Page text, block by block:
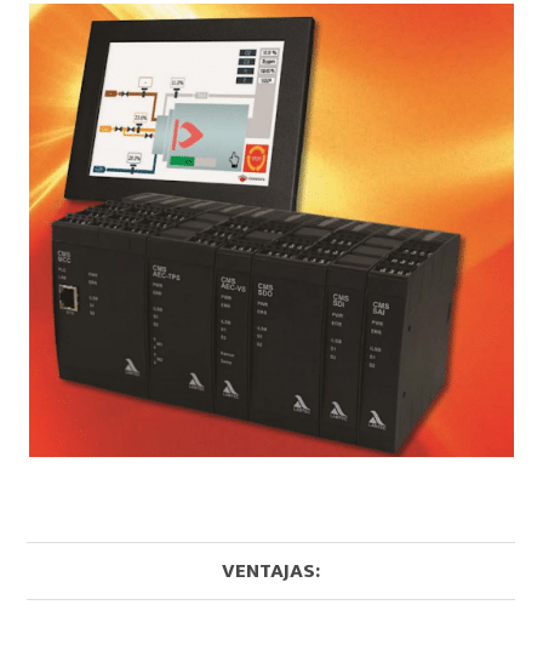
VENTAJAS: